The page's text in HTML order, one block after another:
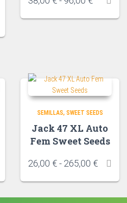
SEMILLAS SWEET SEEDS
Jack 47 XL Auto
Fem Sweet Seeds
26,00 €- 265,00 €